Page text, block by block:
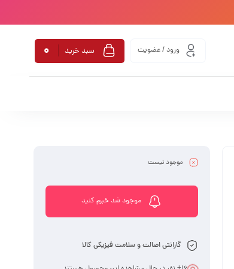
ورود / عضویت سبد خرید 0
موجود نیست
موجود شد خبرم کنید
گارانتی اصالت و سلامت فیزیکی کالا